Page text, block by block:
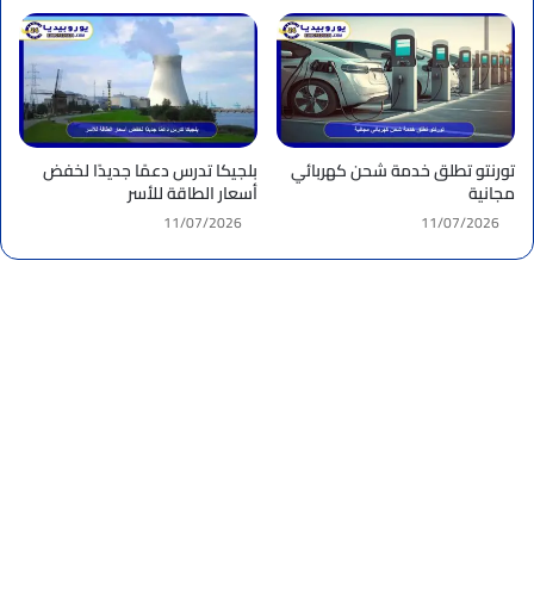
تورنتو تطلق خدمة شحن كهربائي
مجانية
11/07/2026
بلجيكا تدرس دعمًا جديدًا لخفض
أسعار الطاقة للأسر
11/07/2026